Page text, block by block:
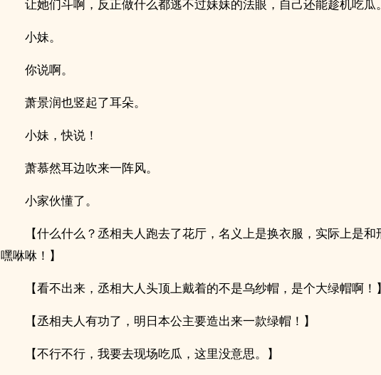
让她们斗啊，反正做什么都逃不过妹妹的法眼，自己还能趁机吃瓜
小妹。
你说啊。
萧景润也竖起了耳朵。
小妹，快说！
萧慕然耳边吹来一阵风。
小家伙懂了。
【什么什么？丞相夫人跑去了花厅，名义上是换衣服，实际上是
嘿咻咻！】
【看不出来，丞相大人头顶上戴着的不是乌纱帽，是个大绿帽啊！
【丞相夫人有功了，明日本公主要造出来一款绿帽！】
【不行不行，我要去现场吃瓜，这里没意思。】